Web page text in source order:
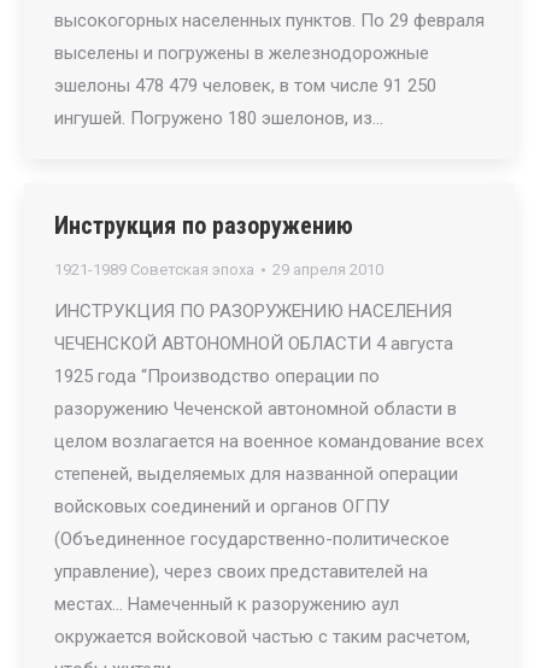
высокогорных населенных пунктов. По 29 февраля
выселены и погружены в железнодорожные
эшелоны 478 479 человек, в том числе 91 250
ингушей. Погружено 180 эшелонов, из…
Инструкция по разоружению
1921-1989 Советская эпоха 29 апреля 2010
ИНСТРУКЦИЯ ПО РАЗОРУЖЕНИЮ НАСЕЛЕНИЯ
ЧЕЧЕНСКОЙ АВТОНОМНОЙ ОБЛАСТИ 4 августа
1925 года “Производство операции по
разоружению Чеченской автономной области в
целом возлагается на военное командование всех
степеней, выделяемых для названной операции
войсковых соединений и органов ОГПУ
(Объединенное государственно-политическое
управление), через своих представителей на
местах… Намеченный к разоружению аул
окружается войсковой частью с таким расчетом,